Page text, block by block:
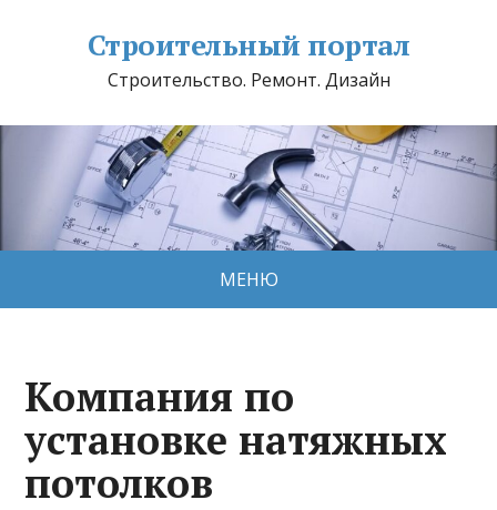
Строительный портал
Строительство. Ремонт. Дизайн
МЕНЮ
Компания по
установке натяжных
потолков